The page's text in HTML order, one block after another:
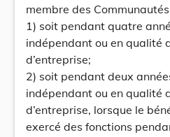
membre des
1) soit pendant quatre
indépendant ou en qualité
d’entreprise;
2) soit pendant deux
indépendant ou en qualité
d’entreprise, lorsque le
exercé des fonctions